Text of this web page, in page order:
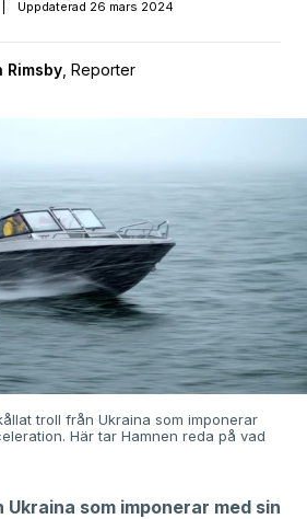
Uppdaterad 26 mars 2024
Rimsby Reporter
troll från Ukraina som imponerar
Här tar Hamnen reda på vad
som imponerar med sin